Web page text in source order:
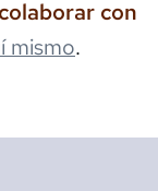
colaborar con
mismo.